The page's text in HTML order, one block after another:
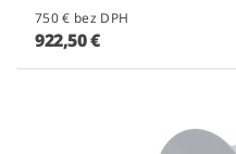
750 € bez DPH
922,50 €